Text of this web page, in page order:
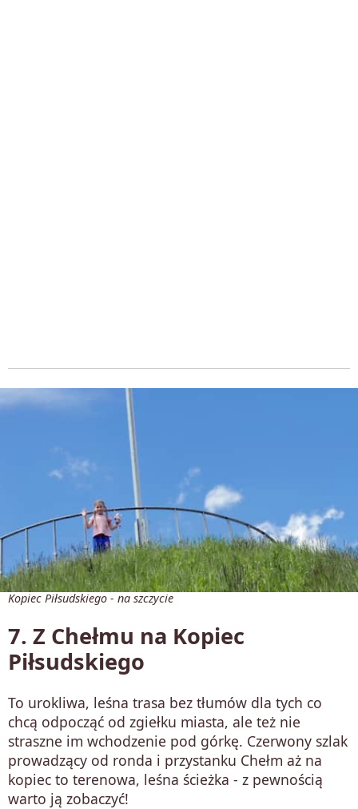
Kopiec Piłsudskiego - na szczycie
7. Z Chełmu na Kopiec
Piłsudskiego
To urokliwa, leśna trasa bez tłumów dla tych co
chcą odpocząć od zgiełku miasta, ale też nie
straszne im wchodzenie pod górkę. Czerwony szlak
prowadzący od ronda i przystanku Chełm aż na
kopiec to terenowa, leśna ścieżka - z pewnością
warto ją zobaczyć!